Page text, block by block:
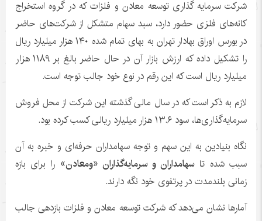
شرکت سرمایه گذاری توسعه معادن و فلزات که در گروه استخراج
کانه‌های فلزی حضور دارد، سبد سهام متشکل از شرکت‌های حاضر
در بورس اوراق بهادار تهران به بهای تمام شده ۱۴۰ هزار میلیارد ریال
را تشکیل داده که ارزش بازار آن در حال حاضر بالغ بر ۱۱۸۹ هزار
میلیارد ریال است که این رقم در نوع خود جالب توجه است.
لازم به ذکر است که در سال مالی گذشته این شرکت از محل فروش
سرمایه‌گذاری‌ها، سود ۱۳.۶ هزار میلیارد ریالی کسب کرده بود.
نگاه بنیادین به این سهم و توجه سهامداران حرفه‌ای و خبره به آن
سبب شده تاسهامداران و سرمایه‌گذاران «ومعادن» را برای بازه
زمانی بلندمدت در پرتفوی خود نگه دارند.
آمارها نشان می‌دهد که شرکت توسعه معادن و فلزات بازدهی جالب